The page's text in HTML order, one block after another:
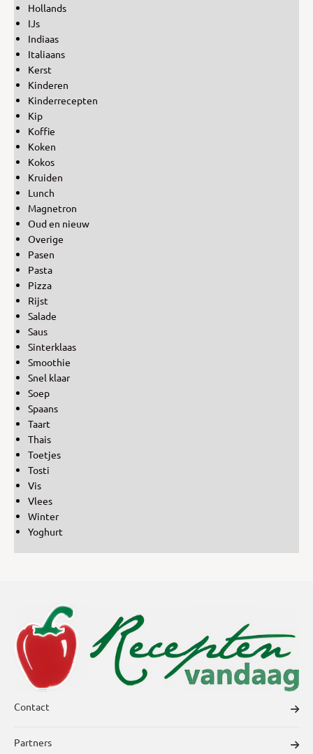
Hollands
IJs
Indiaas
Italiaans
Kerst
Kinderen
Kinderrecepten
Kip
Koffie
Koken
Kokos
Kruiden
Lunch
Magnetron
Oud en nieuw
Overige
Pasen
Pasta
Pizza
Rijst
Salade
Saus
Sinterklaas
Smoothie
Snel klaar
Soep
Spaans
Taart
Thais
Toetjes
Tosti
Vis
Vlees
Winter
Yoghurt
Contact
Partners